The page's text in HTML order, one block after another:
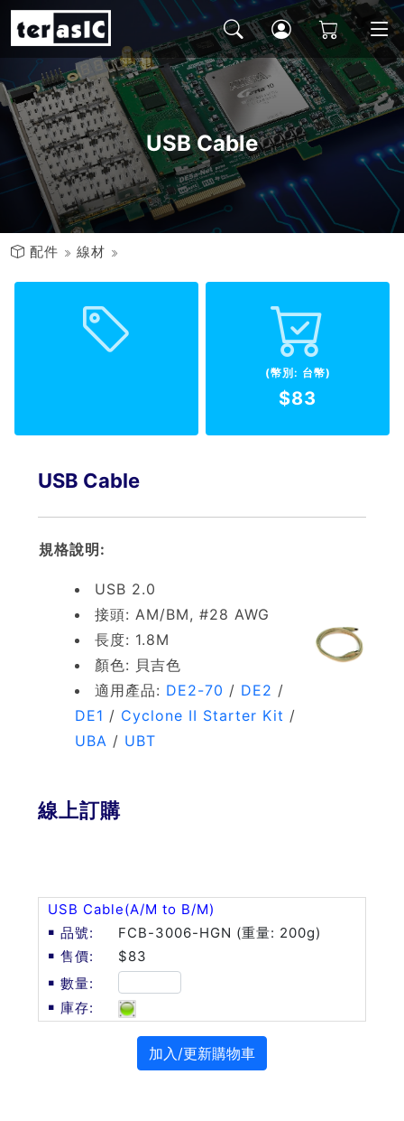
USB Cable
配件 線材
(幣別: 台幣)
$83
USB Cable
規格說明:
USB 2.0
接頭: AM/BM, #28 AWG
長度: 1.8M
顏色: 貝吉色
適用產品: DE2-70 / DE2 /
DE1 / Cyclone II Starter Kit /
UBA / UBT
線上訂購
USB Cable(A/M to B/M)
FCB-3006-HGN (重量: 200g)
$83
加入/更新購物車